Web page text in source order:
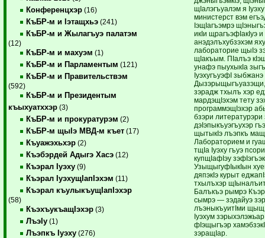
Конференцхэр (16)
КъБР-м и Iэтащхьэ (241)
КъБР-м и Жылагъуэ палатэм
(12)
КъБР-м и махуэм (1)
КъБР-м и Парламентым (121)
КъБР-м и Правительствэм
(592)
КъБР-м и Президентым
къыхуатххэр (3)
КъБР-м и прокуратурэм (2)
КъБР-м щыIэ МВД-м къет (17)
Къуажэхьхэр (2)
Къэбэрдей Адыгэ Хасэ (12)
Къэрал Iуэху (9)
Къэрал IуэхущIапIэхэм (11)
Къэрал къулыкъущIапIэхэр
(58)
КъэхъукъащIэхэр (3)
ЛъэIу (1)
Лъэпкъ Iуэху (276)
щIалэгъуалэм я
министерст вэм
IэщIагъэмрэ
икIи щрагъэфIакIуэ
анэдэлъхубзэхэм
лабораторие щыIэ
щIакъым. ПIалъэ
унафэ пыухыкIа
IуэхугъуэфI
Дызэрыщыгъуазэщи,
зэрадж тхылъ хэр
мардэщIэхэм тету
программэщIэхэр
бзэри
дэIэпыкъуэгъухэр
щытыкIэ лъэпкъ
Лабораторием и
тщIа Iуэху гъуэ
купщIафIэу
УзыщыгуфIыкIын
дяпэкIэ курыт
тхылъхэр
Балъкъэ рымрэ
сымрэ — зэдайуэ
лъэныкъуитIми щыщ
Iуэхум
фIэщыгъэр
зэращIар.